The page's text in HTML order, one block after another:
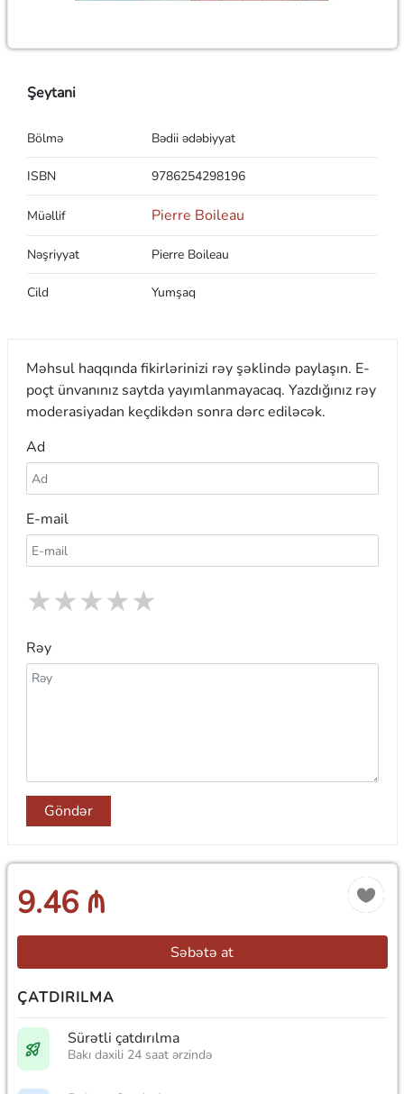
Şeytani
Bölmə Bədii ədəbiyyat
ISBN 9786254298196
Müəllif Pierre Boileau
Nəşriyyat Pierre Boileau
Cild Yumşaq
Məhsul haqqında fikirlərinizi rəy şəklində paylaşın. E-
poçt ünvanınız saytda yayımlanmayacaq. Yazdığınız rəy
moderasiyadan keçdikdən sonra dərc ediləcək.
Ad
E-mail
★
★
★
★
★
Rəy
Göndər
9.46 ₼
Səbətə at
ÇATDIRILMA
Sürətli çatdırılma
Bakı daxili 24 saat ərzində